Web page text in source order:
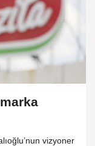
vizyoner